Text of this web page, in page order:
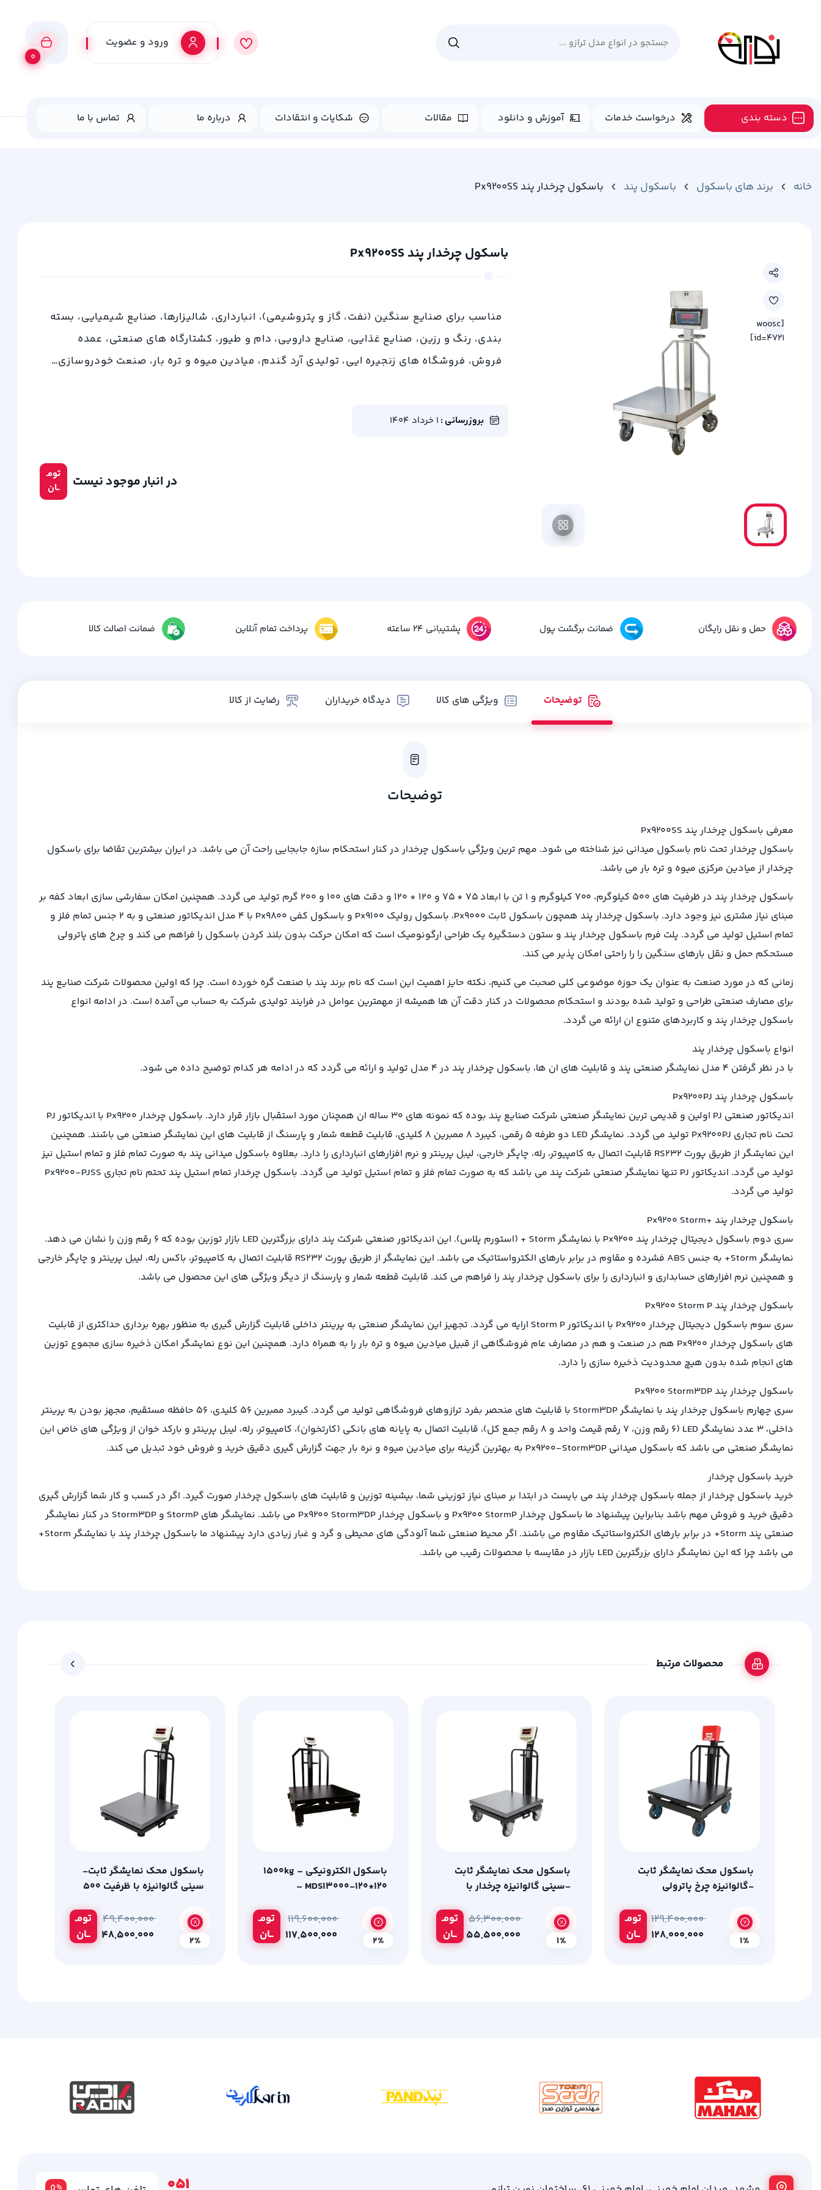
ورود و عضویت
0
دسته بندی درخواست خدمات آموزش و دانلود مقالات شکایات و انتقادات درباره ما تماس با ما
خانه برند های باسکول باسکول پند باسکول چرخدار پند Px9200SS
[woosc
id=4721]
باسکول چرخدار پند Px9200SS
مناسب برای صنایع سنگین (نفت، گاز و پتروشیمی)، انبارداری، شالیزارها، صنایع شیمیایی، بسته
بندی، رنگ و رزین، صنایع غذایی، صنایع دارویی، دام و طیور، کشتارگاه های صنعتی، عمده
فروش، فروشگاه های زنجیره ایی، تولیدی آرد گندم، میادین میوه و تره بار، صنعت خودروسازی…
بروزرسانی : 1 خرداد 1404
تومـ
ــان
در انبار موجود نیست
حمل و نقل رایگان ضمانت برگشت پول پشتیبانی 24 ساعته پرداخت تمام آنلاین ضمانت اصالت کالا
توضیحات ویژگی های کالا دیدگاه خریداران رضایت از کالا
توضیحات
معرفی باسکول چرخدار پند Px9200SS
باسکول چرخدار تحت نام باسکول میدانی نیز شناخته می شود. مهم ترین ویژگی باسکول چرخدار در کنار استحکام سازه جابجایی راحت آن می باشد. در ایران بیشترین تقاضا برای باسکول
چرخدار از میادین مرکزی میوه و تره بار می باشد.
باسکول چرخدار پند در ظرفیت های 500 کیلوگرم، 700 کیلوگرم و 1 تن با ابعاد 75 * 75 و 120 * 120 و دقت های 100 و 200 گرم تولید می گردد. همچنین امکان سفارشی سازی ابعاد کفه بر
مبنای نیاز مشتری نیز وجود دارد. باسکول چرخدار پند همچون باسکول ثابت Px9000، باسکول رولیک Px9100 و باسکول کفی Px9800 با 4 مدل اندیکاتور صنعتی و به 2 جنس تمام فلز و
تمام استیل تولید می گردد. پلت فرم باسکول چرخدار پند و ستون دستگیره یک طراحی ارگونومیک است که امکان حرکت بدون بلند کردن باسکول را فراهم می کند و چرخ های پاترولی
مستحکم حمل و نقل بارهای سنگین را را راحتی امکان پذیر می کند.
زمانی که در مورد صنعت به عنوان یک حوزه موضوعی کلی صحبت می کنیم، نکته حایز اهمیت این است که نام برند پند با صنعت گره خورده است. چرا که اولین محصولات شرکت صنایع پند
برای مصارف صنعتی طراحی و تولید شده بودند و استحکام محصولات در کنار دقت آن ها همیشه از مهمترین عوامل در فرایند تولیدی شرکت به حساب می آمده است. در ادامه انواع
باسکول چرخدار پند و کاربردهای متنوع ان ارائه می گردد.
انواع باسکول چرخدار پند
با در نظر گرفتن ۴ مدل نمایشگر صنعتی پند و قابلیت های ان ها، باسکول چرخدار پند در ۴ مدل تولید و ارائه می گردد که در ادامه هر کدام توضیح داده می شود.
باسکول چرخدار پند Px9200PJ
اندیکاتور صنعتی PJ اولین و قدیمی ترین نمایشگر صنعتی شرکت صنایع پند بوده که نمونه های 30 ساله ان همچنان مورد استقبال بازار قرار دارد. باسکول چرخدار Px9200 با اندیکاتور PJ
تحت نام تجاری Px9200PJ تولید می گردد. نمایشگر LED دو طرفه 5 رقمی، کیبرد 8 ممبرین 8 کلیدی، قابلیت قطعه شمار و پارسنگ از قابلیت های این نمایشگر صنعتی می باشند. همچنین
این نمایشگر از طریق پورت RS232 قابلیت اتصال به کامپیوتر، رله، چاپگر خارجی، لیبل پرینتر و نرم افزارهای انبارداری را دارد. بعلاوه باسکول میدانی پند به صورت تمام فلز و تمام استیل نیز
تولید می گردد. اندیکاتور PJ تنها نمایشگر صنعتی شرکت پند می باشد که به صورت تمام فلز و تمام استیل تولید می گردد. باسکول چرخدار تمام استیل پند تحتم نام تجاری Px9200-PJSS
تولید می گردد.
باسکول چرخدار پند +Px9200 Storm
سری دوم باسکول دیجیتال چرخدار پند Px9200 با نمایشگر Storm + (استورم پلاس). این اندیکاتور صنعتی شرکت پند دارای بزرگترین LED بازار توزین بوده که 6 رقم وزن را نشان می دهد.
نمایشگر Storm+ به جنس ABS فشرده و مقاوم در برابر بارهای الکترواستاتیک می باشد. این نمایشگر از طریق پورت RS232 قابلیت اتصال به کامپیوتر، باکس رله، لیبل پرینتر و چاپگر خارجی
و همچنین نرم افزارهای حسابداری و انبارداری را برای باسکول چرخدار پند را فراهم می کند. قابلیت قطعه شمار و پارسنگ از دیگر ویژگی های این محصول می باشد.
باسکول چرخدار پند Px9200 Storm P
سری سوم باسکول دیجیتال چرخدار Px9200 با اندیکاتور Storm P ارایه می گردد. تجهیز این نمایشگر صنعتی به پرینتر داخلی قابلیت گزارش گیری به منظور بهره برداری حداکثری از قابلیت
های باسکول چرخدار Px9200 هم در صنعت و هم در مصارف عام فروشگاهی از قبیل میادین میوه و تره بار را به همراه دارد. همچنین این نوع نمایشگر امکان ذخیره سازی مجموع توزین
های انجام شده بدون هیچ محدودیت ذخیره سازی را دارد.
باسکول چرخدار پند Px9200 Storm3DP
سری چهارم باسکول چرخدار پند با نمایشگر Storm3DP با قابلیت های منحصر بفرد ترازوهای فروشگاهی تولید می گردد. کیبرد ممبرین 56 کلیدی، 56 حافظه مستقیم، مجهز بودن به پرینتر
داخلی، 3 عدد نمایشگر LED (6 رقم وزن، 7 رقم قیمت واحد و 8 رقم جمع کل)، قابلیت اتصال به پایانه های بانکی (کارتخوان)، کامپیوتر، رله، لیبل پرینتر و بارکد خوان از ویژگی های خاص این
نمایشگر صنعتی می باشد که باسکول میدانی Px9200-Storm3DP به بهترین گزینه برای میادین میوه و نره بار جهت گزارش گیری دقیق خرید و فروش خود تبدیل می کند.
خرید باسکول چرخدار
خرید باسکول چرخدار از جمله باسکول چرخدار پند می بایست در ابتدا بر مبنای نیاز توزینی شما، بیشینه توزین و قابلیت های باسکول چرخدار صورت گیرد. اگر در کسب و کار شما گزارش گیری
دقیق خرید و فروش مهم باشد بنابراین پیشنهاد ما باسکول چرخدار Px9200 StormP و باسکول چرخدار Px9200 Storm3DP می باشد. نمایشگر های StormP و Storm3DP در کنار نمایشگر
صنعتی پند Storm+ در برابر بارهای الکترواستاتیک مقاوم می باشند. اگر محیط صنعتی شما آلودگی های محیطی و گرد و غبار زیادی دارد پیشنهاد ما باسکول چرخدار پند با نمایشگر Storm+
می باشد چرا که این نمایشگر دارای بزرگترین LED بازار در مقایسه با محصولات رقیب می باشد.
محصولات مرتبط
باسکول محک نمایشگر ثابت
-گالوانیزه چرخ پاترولی
کیلوگرم
تومـ
ــان
۱۲۹,۴۰۰,۰۰۰
1%
باسکول محک نمایشگر ثابت
-سینی گالوانیزه چرخدار با
تومـ
ــان
۵۶,۳۰۰,۰۰۰
1%
باسکول الکترونیکی – 1500kg
– MDS13000-120*120
تومـ
ــان
۱۱۹,۶۰۰,۰۰۰
2%
باسکول محک نمایشگر ثابت-
سینی گالوانیزه با ظرفیت 500
تومـ
ــان
۴۹,۴۰۰,۰۰۰
2%
051